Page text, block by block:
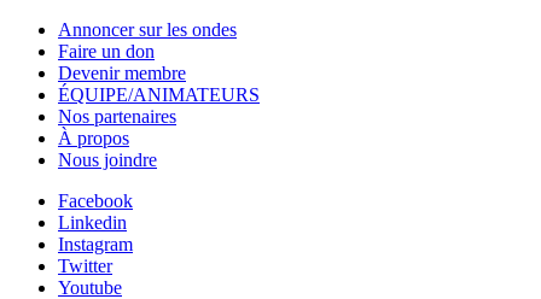
Annoncer sur les ondes
Faire un don
Devenir membre
ÉQUIPE/ANIMATEURS
Nos partenaires
À propos
Nous joindre
Facebook
Linkedin
Instagram
Twitter
Youtube